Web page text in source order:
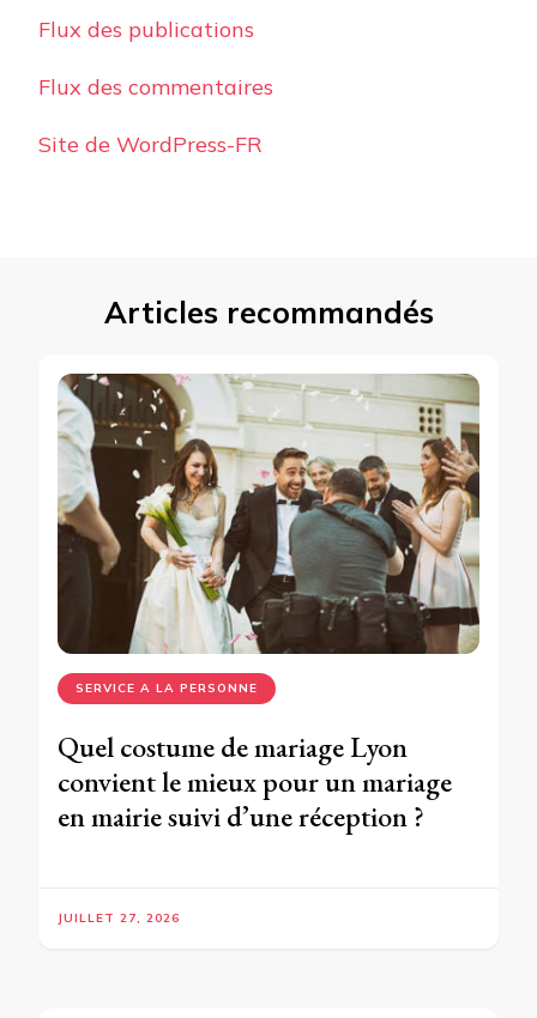
Flux des publications
Flux des commentaires
Site de WordPress-FR
Articles recommandés
SERVICE A LA PERSONNE
Quel costume de mariage Lyon
convient le mieux pour un mariage
en mairie suivi d’une réception ?
JUILLET 27, 2026